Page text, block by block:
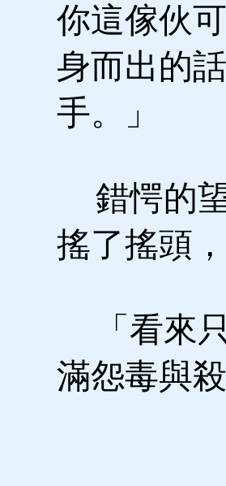
你這傢伙
身而出的
手。」
錯愕的
搖了搖頭
「看來
滿怨毒與